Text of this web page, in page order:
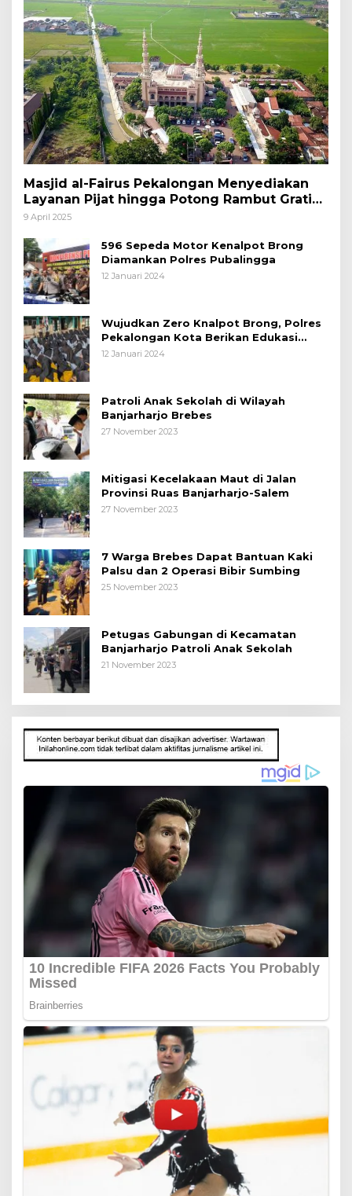
Masjid al-Fairus Pekalongan Menyediakan
Layanan Pijat hingga Potong Rambut Gratis
bagi Pemudik Lebaran 2025
9 April 2025
596 Sepeda Motor Kenalpot Brong
Diamankan Polres Pubalingga
12 Januari 2024
Wujudkan Zero Knalpot Brong, Polres
Pekalongan Kota Berikan Edukasi
Kepada Pelajar
12 Januari 2024
Patroli Anak Sekolah di Wilayah
Banjarharjo Brebes
27 November 2023
Mitigasi Kecelakaan Maut di Jalan
Provinsi Ruas Banjarharjo-Salem
27 November 2023
7 Warga Brebes Dapat Bantuan Kaki
Palsu dan 2 Operasi Bibir Sumbing
25 November 2023
Petugas Gabungan di Kecamatan
Banjarharjo Patroli Anak Sekolah
21 November 2023